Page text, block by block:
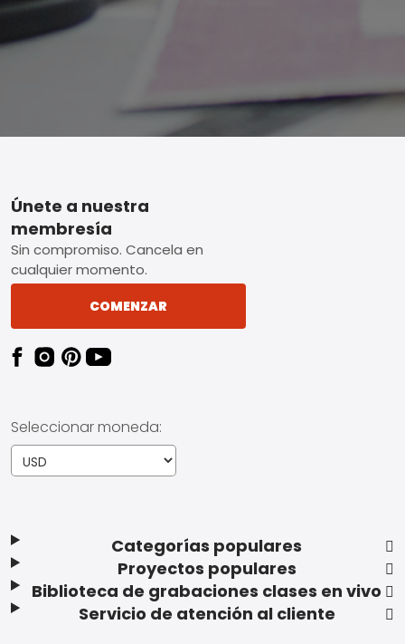
Footer
Categorías populares
Proyectos populares
Biblioteca de grabaciones clases en vivo
Servicio de atención al cliente
Únete a nuestra
membresía
Sin compromiso. Cancela en
cualquier momento.
COMENZAR
Seleccionar moneda: